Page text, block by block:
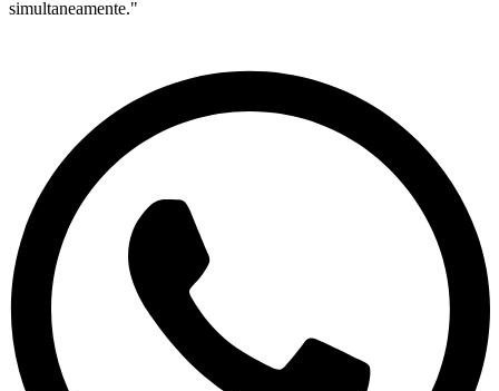
simultaneamente."